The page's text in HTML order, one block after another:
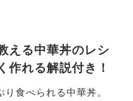
える中華丼のレシ
作れる解説付き！
食べられる中華丼。